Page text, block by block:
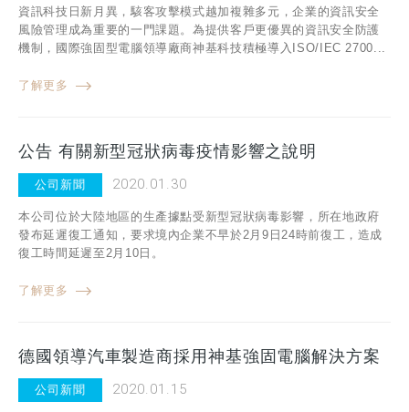
資訊科技日新月異，駭客攻擊模式越加複雜多元，企業的資訊安全
風險管理成為重要的一門課題。為提供客戶更優異的資訊安全防護
機制，國際強固型電腦領導廠商神基科技積極導入ISO/IEC 2700...
了解更多
公告 有關新型冠狀病毒疫情影響之說明
公司新聞 2020.01.30
本公司位於大陸地區的生產據點受新型冠狀病毒影響，所在地政府
發布延遲復工通知，要求境內企業不早於2月9日24時前復工，造成
復工時間延遲至2月10日。
了解更多
德國領導汽車製造商採用神基強固電腦解決方案
公司新聞 2020.01.15